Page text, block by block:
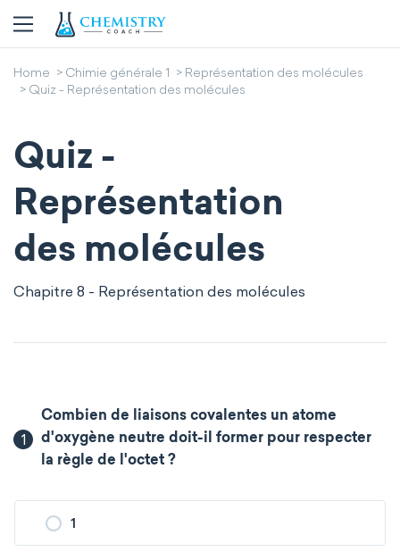
Home Chimie générale 1
Représentation des molécules
Quiz - Représentation des molécules
Quiz -
Représentation
des molécules
Chapitre 8 - Représentation des molécules
1
Combien de liaisons covalentes un atome
d'oxygène neutre doit-il former pour respecter
la règle de l'octet ?
1